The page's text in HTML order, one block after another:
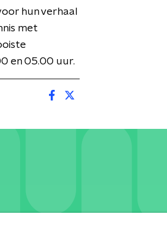
hun verhaal
met
en 05.00 uur.